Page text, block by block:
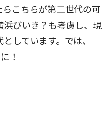
こちらが第二世代の可
びいき？も考慮し、現
しています。では、
！